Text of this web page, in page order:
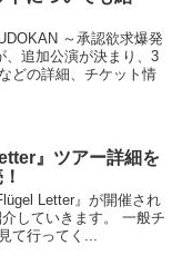
～承認欲求爆発
、追加公演が決まり、3
どの詳細、チケット情
』ツアー詳細を
Letter』が開催され
していきます。 一般チ
て行ってく...